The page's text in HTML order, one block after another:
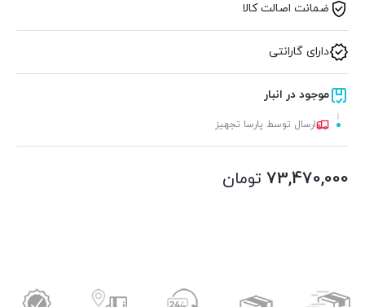
ضمانت اصالت کالا
دارای گارانتی
موجود در انبار
ارسال توسط پارسا تجهیز
73,470,000 تومان